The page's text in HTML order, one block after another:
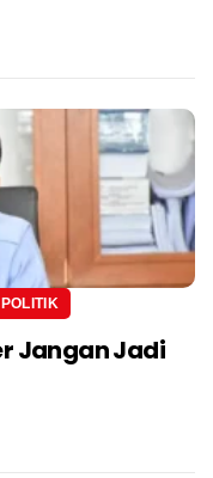
POLITIK
Jangan Jadi